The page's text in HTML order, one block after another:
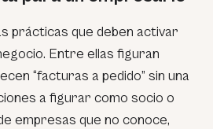
prácticas que deben activar
Entre ellas figuran
“facturas a pedido” sin una
a figurar como socio o
empresas que no conoce,